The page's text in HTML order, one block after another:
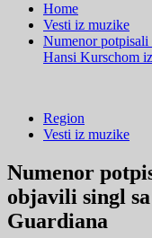
Home
Vesti iz muzike
Numenor potpisali
Hansi Kurschom
Region
Vesti iz muzike
Numenor
objavili singl
Guardiana